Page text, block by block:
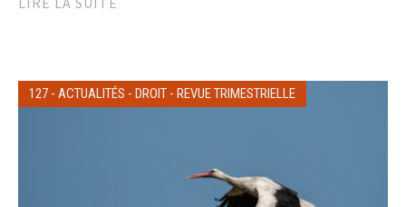
127 - ACTUALITÉS - DROIT - REVUE TRIMESTRIELLE